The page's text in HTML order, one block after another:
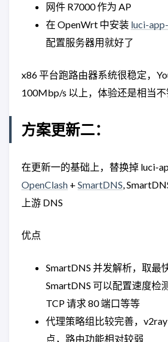
网件 R7000 作为 AP
在 OpenWrt 中安装 luci-
配置服务器用就好了
x86 平台跑路由器系统很稳定，
100Mbp/s 以上，体验还是相当不
方案更新二：
在更新一的基础上，替换掉 luci-
OpenClash + SmartDNS,
上游 DNS
优点
SmartDNS 并发解析，取最
SmartDNS 可以配置速度检
TCP 请求 80 端口等等
代理策略组比较完善，
点，路由功能相对较弱